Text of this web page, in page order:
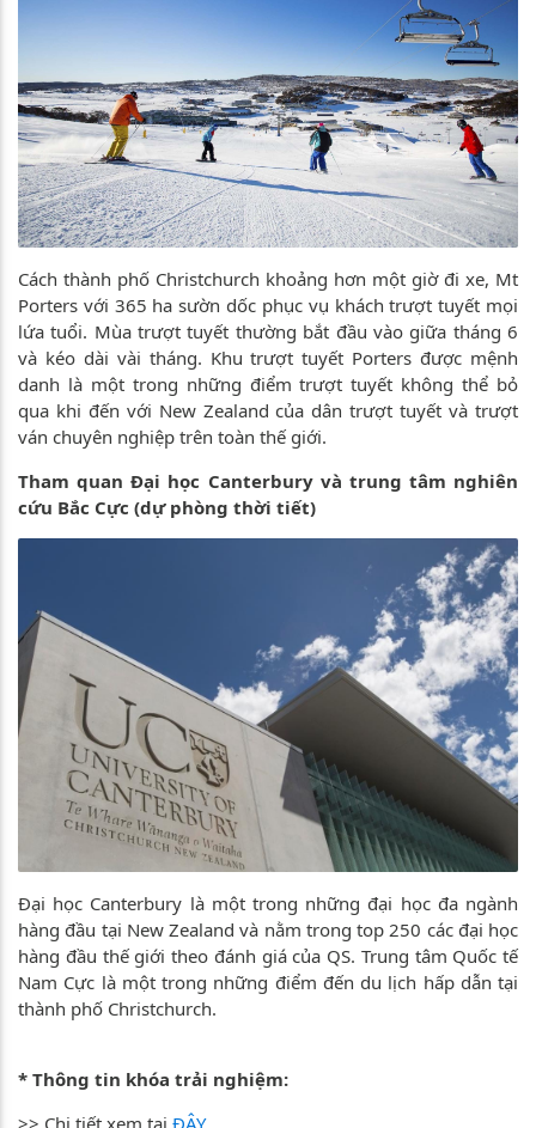
Cách thành phố Christchurch khoảng hơn một giờ đi xe, Mt
Porters với 365 ha sườn dốc phục vụ khách trượt tuyết mọi
lứa tuổi. Mùa trượt tuyết thường bắt đầu vào giữa tháng 6
và kéo dài vài tháng. Khu trượt tuyết Porters được mệnh
danh là một trong những điểm trượt tuyết không thể bỏ
qua khi đến với New Zealand của dân trượt tuyết và trượt
ván chuyên nghiệp trên toàn thế giới.
Tham quan Đại học Canterbury và trung tâm nghiên
cứu Bắc Cực (dự phòng thời tiết)
Đại học Canterbury là một trong những đại học đa ngành
hàng đầu tại New Zealand và nằm trong top 250 các đại học
hàng đầu thế giới theo đánh giá của QS. Trung tâm Quốc tế
Nam Cực là một trong những điểm đến du lịch hấp dẫn tại
thành phố Christchurch.
* Thông tin khóa trải nghiệm: